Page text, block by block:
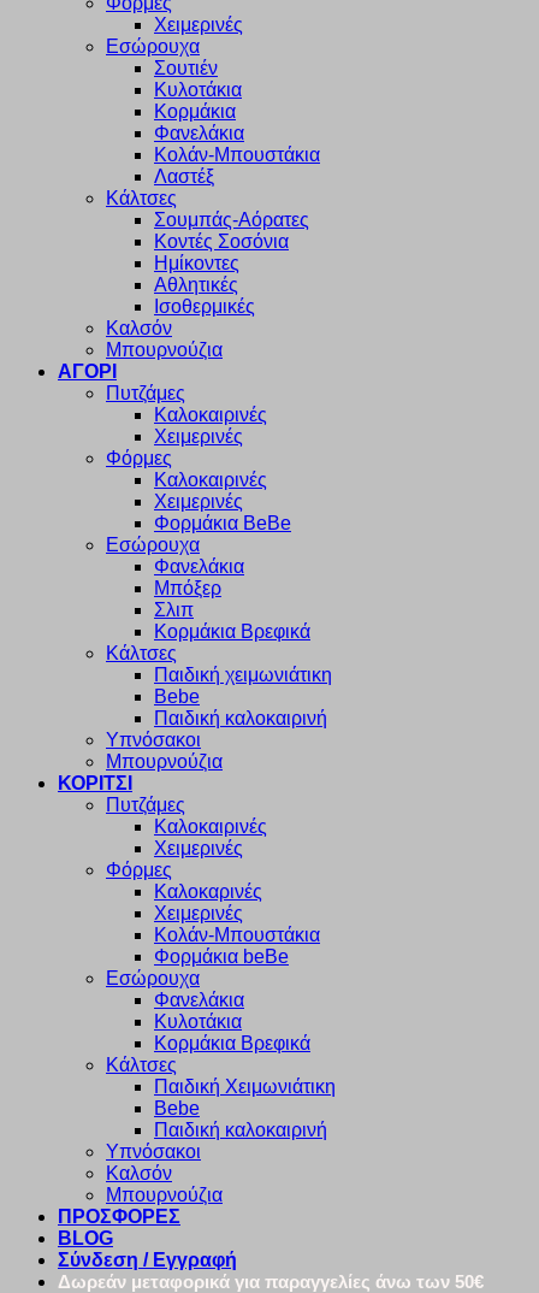
Χειμερινές
Εσώρουχα
Σουτιέν
Κυλοτάκια
Κορμάκια
Φανελάκια
Κολάν-Μπουστάκια
Λαστέξ
Κάλτσες
Σουμπάς-Αόρατες
Κοντές Σοσόνια
Ημίκοντες
Αθλητικές
Ισοθερμικές
Καλσόν
Μπουρνούζια
ΑΓΟΡΙ
Πυτζάμες
Καλοκαιρινές
Χειμερινές
Φόρμες
Καλοκαιρινές
Χειμερινές
Φορμάκια BeBe
Εσώρουχα
Φανελάκια
Μπόξερ
Σλιπ
Κορμάκια Βρεφικά
Κάλτσες
Παιδική χειμωνιάτικη
Bebe
Παιδική καλοκαιρινή
Υπνόσακοι
Μπουρνούζια
ΚΟΡΙΤΣΙ
Πυτζάμες
Καλοκαιρινές
Χειμερινές
Φόρμες
Καλοκαρινές
Χειμερινές
Κολάν-Μπουστάκια
Φορμάκια beBe
Εσώρουχα
Φανελάκια
Κυλοτάκια
Κορμάκια Βρεφικά
Κάλτσες
Παιδική Χειμωνιάτικη
Bebe
Παιδική καλοκαιρινή
Υπνόσακοι
Καλσόν
Μπουρνούζια
ΠΡΟΣΦΟΡΕΣ
BLOG
Σύνδεση / Εγγραφή
Δωρεάν μεταφορικά για παραγγελίες άνω των 50€